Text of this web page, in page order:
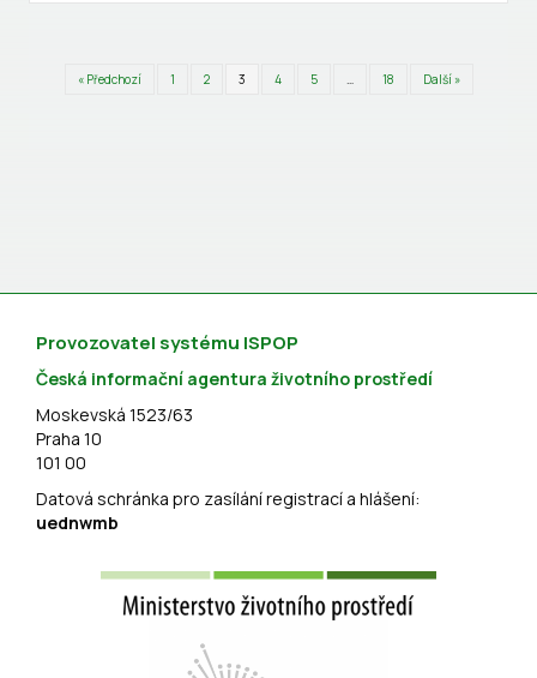
« Předchozí 1 2 3 4 5 18 Další »
Provozovatel systému ISPOP
Česká informační agentura životního prostředí
Moskevská 1523/63
Praha 10
101 00
Datová schránka pro zasílání registrací a hlášení:
uednwmb